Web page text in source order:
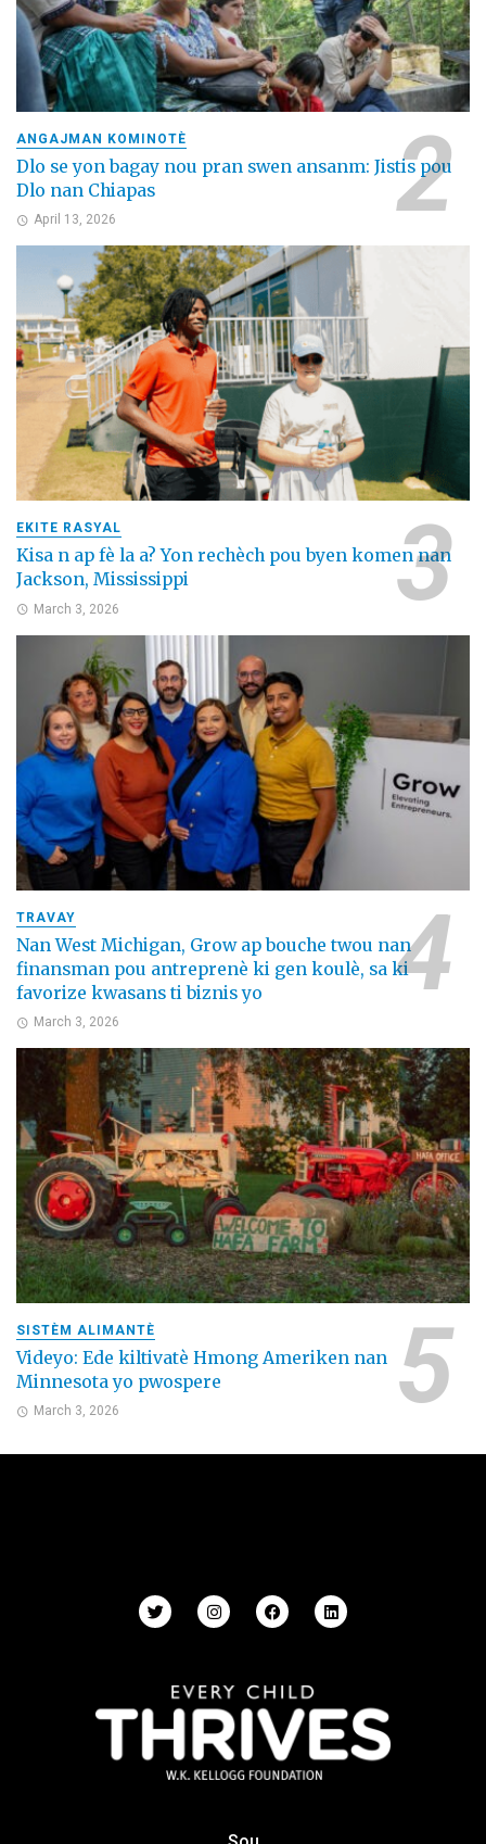
ANGAJMAN KOMINOTÈ
Dlo se yon bagay nou pran swen ansanm: Jistis pou
Dlo nan Chiapas
April 13, 2026
EKITE RASYAL
Kisa n ap fè la a? Yon rechèch pou byen komen nan
Jackson, Mississippi
March 3, 2026
TRAVAY
Nan West Michigan, Grow ap bouche twou nan
finansman pou antreprenè ki gen koulè, sa ki
favorize kwasans ti biznis yo
March 3, 2026
SISTÈM ALIMANTÈ
Videyo: Ede kiltivatè Hmong Ameriken nan
Minnesota yo pwospere
March 3, 2026